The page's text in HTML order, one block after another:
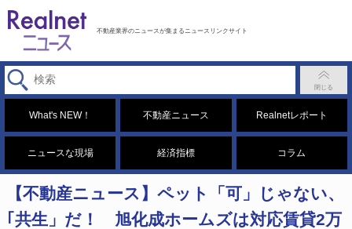
不動産業界のニュースが集まるニュースリンクサイト
What's NEW！ 不動産ニュース Realnetレポート
ニュースな現場 経済指標 コラム
【不動産ニュース】ペット「可」じゃない、
｢共生」だ！ 旭化成ホームズは対応賃貸2万